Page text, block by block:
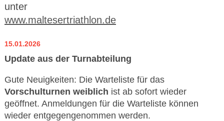
unter
www.maltesertriathlon.de
15.01.2026
Update aus der Turnabteilung
Gute Neuigkeiten: Die Warteliste für das
Vorschulturnen weiblich ist ab sofort wieder
geöffnet. Anmeldungen für die Warteliste können
wieder entgegengenommen werden.